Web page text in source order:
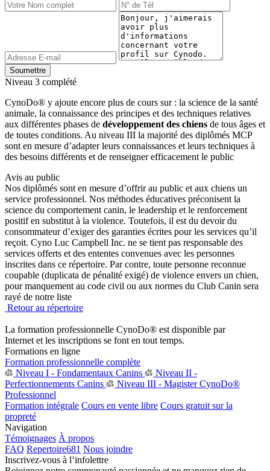
Niveau 3 complété
CynoDo® y ajoute encore plus de cours sur : la science de la santé
animale, la connaissance des principes et des techniques relatives
aux différentes phases de développement des chiens de tous âges et
de toutes conditions. Au niveau III la majorité des diplômés MCP
sont en mesure d’adapter leurs connaissances et leurs techniques à
des besoins différents et de renseigner efficacement le public
Avis au public
Nos diplômés sont en mesure d’offrir au public et aux chiens un
service professionnel. Nos méthodes éducatives préconisent la
science du comportement canin, le leadership et le renforcement
positif en substitut à la violence. Toutefois, il est du devoir du
consommateur d’exiger des garanties écrites pour les services qu’il
reçoit. Cyno Luc Campbell Inc. ne se tient pas responsable des
services offerts et des ententes convenues avec les personnes
inscrites dans ce répertoire. Par contre, toute personne reconnue
coupable (duplicata de pénalité exigé) de violence envers un chien,
pour manquement au code civil ou aux normes du Club Canin sera
rayé de notre liste
Retour au répertoire
La formation professionnelle CynoDo® est disponible par
Internet et les inscriptions se font en tout temps.
Formations en ligne
Formation professionnelle complète
Niveau I - Fondamentaux Canins
Niveau II -
Perfectionnements Canins
Niveau III - Magister CynoDo®
Professionnel
Formation intégrale Cours en vente libre Cours gratuit sur la
propreté
Navigation
Témoignages À propos
FAQ Repertoire681 Nous joindre
Inscrivez-vous à l’infolettre